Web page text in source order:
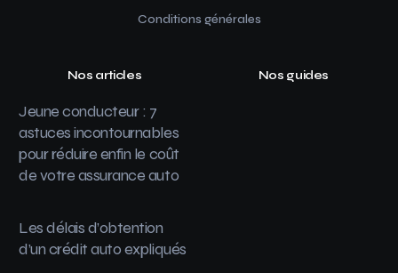
Conditions générales
Nos articles
Jeune conducteur : 7
astuces incontournables
pour réduire enfin le coût
de votre assurance auto
Les délais d’obtention
d’un crédit auto expliqués
Nos guides